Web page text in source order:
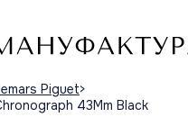
Piguet
43Mm Black